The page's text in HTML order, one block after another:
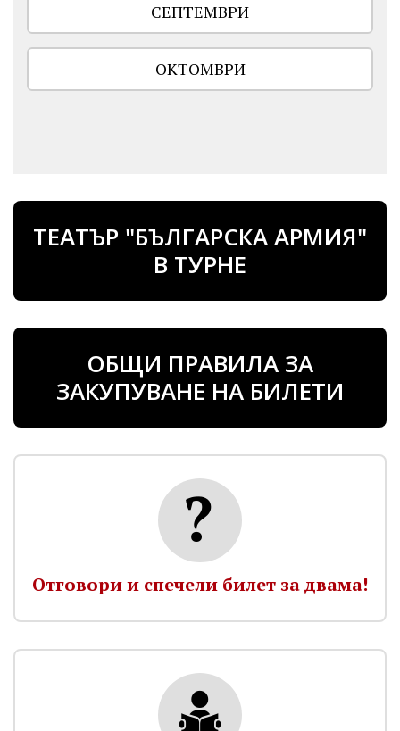
СЕПТЕМВРИ
ОКТОМВРИ
ТЕАТЪР "БЪЛГАРСКА АРМИЯ"
В ТУРНЕ
ОБЩИ ПРАВИЛА ЗА
ЗАКУПУВАНЕ НА БИЛЕТИ
Отговори и спечели билет за двама!